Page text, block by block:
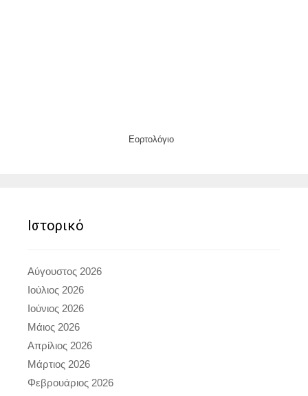
Εορτολόγιο
Ιστορικό
Αύγουστος 2026
Ιούλιος 2026
Ιούνιος 2026
Μάιος 2026
Απρίλιος 2026
Μάρτιος 2026
Φεβρουάριος 2026